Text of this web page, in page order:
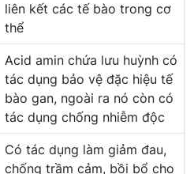
liên kết các tế bào trong cơ
thể
Acid amin chứa lưu huỳnh có
tác dụng bảo vệ đặc hiệu tế
bào gan, ngoài ra nó còn có
tác dụng chống nhiễm độc
Có tác dụng làm giảm đau,
chống trầm cảm, bồi bổ cho